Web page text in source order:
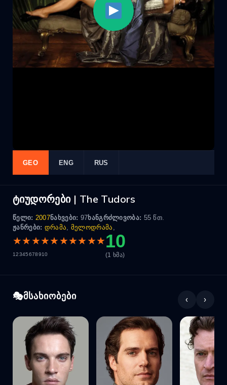
GEO ENG RUS
ტიუდორები | The Tudors
წელი: 2007ნახვები: 97ხანგრძლივობა: 55 წთ.
ჟანრები: დრამა მელოდრამა
★★★★★★★★★★
12345678910
10
(1 ხმა)
მსახიობები ‹ ›